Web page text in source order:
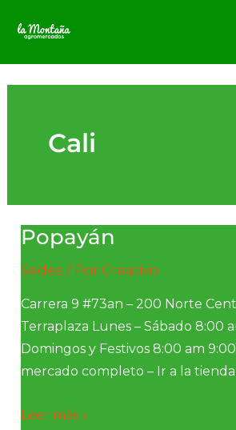
Cali
Popayán
Sedes / PorCreativo
Carrera 9 #73an – 200 Norte
Terraplaza Lunes – Sábado 8:00
Domingos y Festivos 8:00 am
mercado completo – Ir a la tienda
Popayán
Leer más »